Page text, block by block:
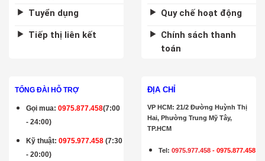
Tuyển dụng
Tiếp thị liên kết
Quy chế hoạt động
Chính sách thanh
toán
TỔNG ĐÀI HỖ TRỢ
Gọi mua:0975.877.458(7:00
- 24:00)
Kỹ thuật:0975.977.458 (7:30
- 20:00)
ĐỊA CHỈ
VP HCM: 21/2 Đường Huỳnh Thị
Hai, Phường Trung Mỹ Tây,
TP.HCM
Tel:0975.977.458 -0975.877.458